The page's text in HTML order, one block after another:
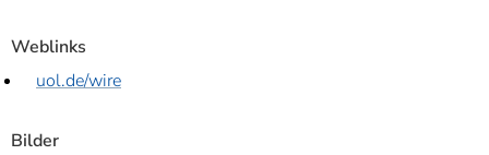
Weblinks
uol.de/wire
Bilder